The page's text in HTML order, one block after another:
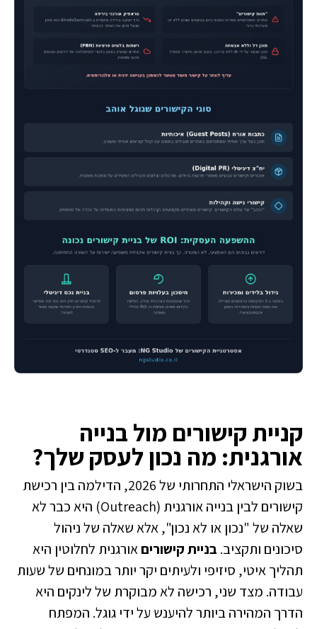
קניית קישורים מול בנייה
אורגנית: מה נכון לעסק שלך?
בשוק הישראלי התחרותי של 2026, הדילמה בין רכישת
קישורים לבין בנייה אורגנית (Outreach) היא כבר לא
שאלה של "נכון או לא נכון", אלא שאלה של ניהול
סיכונים ותקציב. בניית קישוריםאורגנית לחלוטין היא
תהליך איטי, סיזיפי ולעיתים יקר יותר במונחים של שעות
עבודה. מצד שני, רכישה לא מבוקרת של לינקים היא
הדרך המהירה ביותר להיענש על ידי גוגל. המפתח